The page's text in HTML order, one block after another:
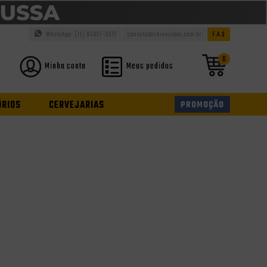
F.A.Q
contato@cervejabox.com.br
WhatsApp: (11) 94937-0371
0
Minha conta Meus pedidos
CERVEJARIAS PROMOÇÃO